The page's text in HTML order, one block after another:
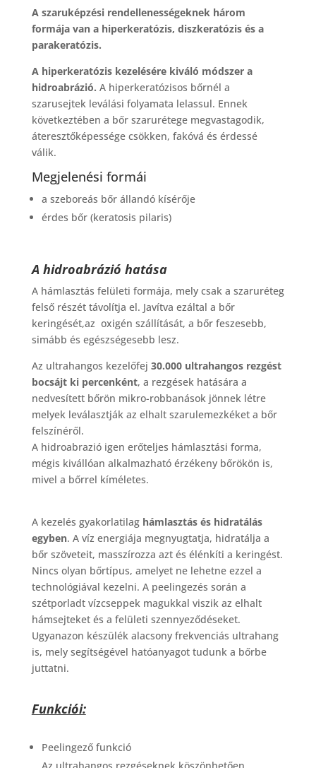
A szaruképzési rendellenességeknek három
formája van a hiperkeratózis, diszkeratózis és a
parakeratózis.
A hiperkeratózis kezelésére kiváló módszer a
hidroabrázió. A hiperkeratózisos bőrnél a
szarusejtek leválási folyamata lelassul. Ennek
következtében a bőr szarurétege megvastagodik,
áteresztőképessége csökken, fakóvá és érdessé
válik.
Megjelenési formái
a szeboreás bőr állandó kísérője
érdes bőr (keratosis pilaris)
A hidroabrázió hatása
A hámlasztás felületi formája, mely csak a szaruréteg
felső részét távolítja el. Javítva ezáltal a bőr
keringését,az oxigén szállítását, a bőr feszesebb,
simább és egészségesebb lesz.
Az ultrahangos kezelőfej 30.000 ultrahangos rezgést
bocsájt ki percenként, a rezgések hatására a
nedvesített bőrön mikro-robbanások jönnek létre
melyek leválasztják az elhalt szarulemezkéket a bőr
felszínéről.
A hidroabrazió igen erőteljes hámlasztási forma,
mégis kivállóan alkalmazható érzékeny bőrökön is,
mivel a bőrrel kíméletes.
A kezelés gyakorlatilag hámlasztás és hidratálás
egyben. A víz energiája megnyugtatja, hidratálja a
bőr szöveteit, masszírozza azt és élénkíti a keringést.
Nincs olyan bőrtípus, amelyet ne lehetne ezzel a
technológiával kezelni. A peelingezés során a
szétporladt vízcseppek magukkal viszik az elhalt
hámsejteket és a felületi szennyeződéseket.
Ugyanazon készülék alacsony frekvenciás ultrahang
is, mely segítségével hatóanyagot tudunk a bőrbe
juttatni.
Funkciói:
Peelingező funkció